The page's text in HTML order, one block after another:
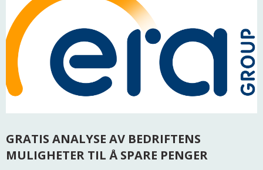
GRATIS ANALYSE AV BEDRIFTENS
MULIGHETER TIL Å SPARE PENGER